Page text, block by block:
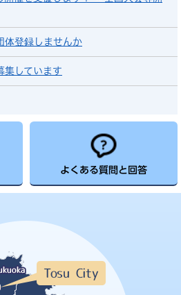
体登録しませんか
集しています
よくある質問と回答